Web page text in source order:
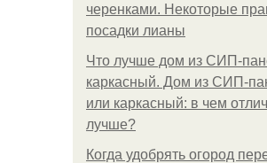
черенками. Некоторые
посадки лианы
Что лучше дом из СИП-
каркасный. Дом из СИП-
или каркасный: в чем
лучше?
Когда удобрять огород